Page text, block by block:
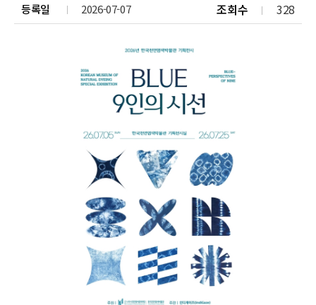
등록일 2026-07-07 조회수 328